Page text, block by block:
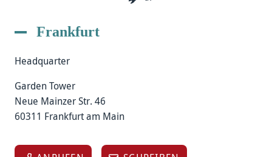
Frankfurt
Headquarter
Garden Tower
Neue Mainzer Str. 46
60311 Frankfurt am Main